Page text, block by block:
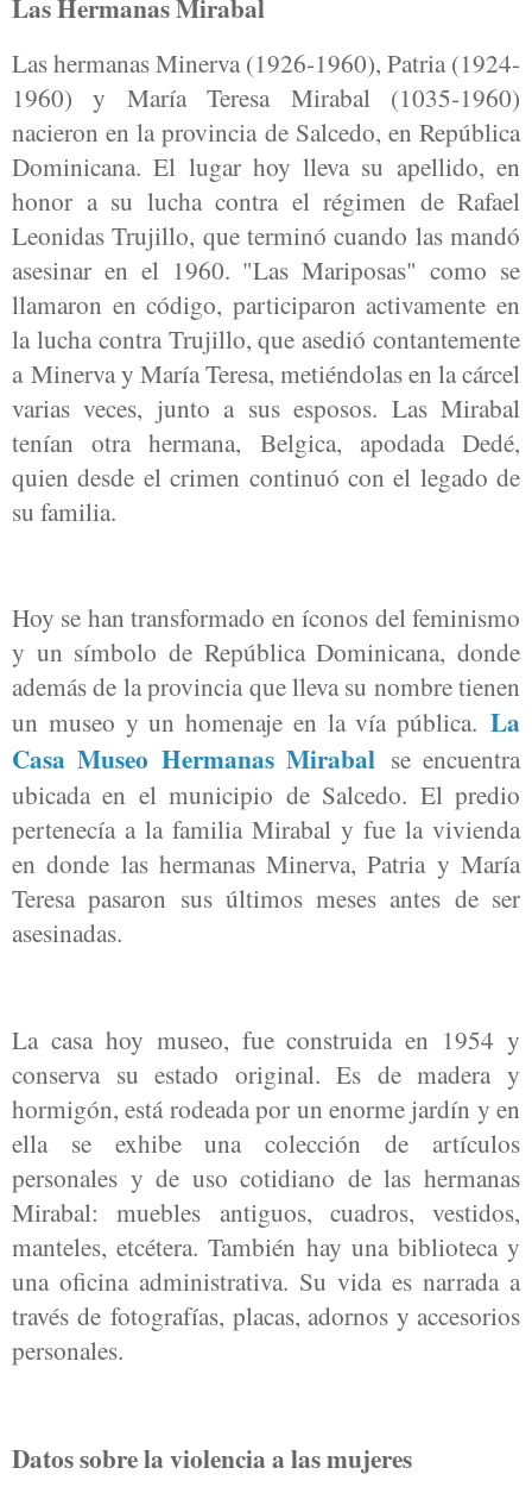
Las Hermanas Mirabal
Las hermanas Minerva (1926-1960), Patria (1924-
1960) y María Teresa Mirabal (1035-1960)
nacieron en la provincia de Salcedo, en República
Dominicana. El lugar hoy lleva su apellido, en
honor a su lucha contra el régimen de Rafael
Leonidas Trujillo, que terminó cuando las mandó
asesinar en el 1960. "Las Mariposas" como se
llamaron en código, participaron activamente en
la lucha contra Trujillo, que asedió contantemente
a Minerva y María Teresa, metiéndolas en la cárcel
varias veces, junto a sus esposos. Las Mirabal
tenían otra hermana, Belgica, apodada Dedé,
quien desde el crimen continuó con el legado de
su familia.
Hoy se han transformado en íconos del feminismo
y un símbolo de República Dominicana, donde
además de la provincia que lleva su nombre tienen
un museo y un homenaje en la vía pública. La
Casa Museo Hermanas Mirabal se encuentra
ubicada en el municipio de Salcedo. El predio
pertenecía a la familia Mirabal y fue la vivienda
en donde las hermanas Minerva, Patria y María
Teresa pasaron sus últimos meses antes de ser
asesinadas.
La casa hoy museo, fue construida en 1954 y
conserva su estado original. Es de madera y
hormigón, está rodeada por un enorme jardín y en
ella se exhibe una colección de artículos
personales y de uso cotidiano de las hermanas
Mirabal: muebles antiguos, cuadros, vestidos,
manteles, etcétera. También hay una biblioteca y
una oficina administrativa. Su vida es narrada a
través de fotografías, placas, adornos y accesorios
personales.
Datos sobre la violencia a las mujeres